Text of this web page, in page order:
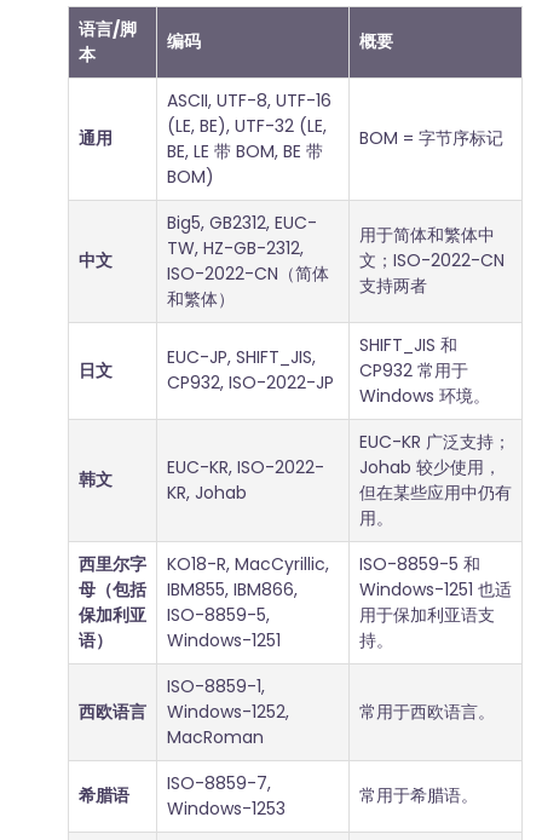
语言/脚
本
编码 概要
通用
ASCII, UTF-8, UTF-16
(LE, BE), UTF-32 (LE,
BE, LE 带 BOM, BE 带
BOM)
BOM = 字节序标记
中文
Big5, GB2312, EUC-
TW, HZ-GB-2312,
ISO-2022-CN（简体
和繁体）
用于简体和繁体中
文；ISO-2022-CN
支持两者
日文
EUC-JP, SHIFT_JIS,
CP932, ISO-2022-JP
SHIFT_JIS 和
CP932 常用于
Windows 环境。
韩文
EUC-KR, ISO-2022-
KR, Johab
EUC-KR 广泛支持；
Johab 较少使用，
但在某些应用中仍有
用。
西里尔字
母（包括
保加利亚
语）
KO18-R, MacCyrillic,
IBM855, IBM866,
ISO-8859-5,
Windows-1251
ISO-8859-5 和
Windows-1251 也适
用于保加利亚语支
持。
西欧语言
ISO-8859-1,
Windows-1252,
MacRoman
常用于西欧语言。
希腊语
ISO-8859-7,
Windows-1253
常用于希腊语。